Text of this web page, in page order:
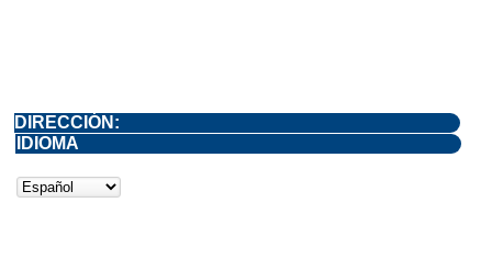
DIRECCIÓN:
IDIOMA